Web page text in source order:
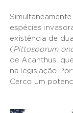
espécies
existência de
( Pittosporum
de Acanthus,
na legislação
Cerco um